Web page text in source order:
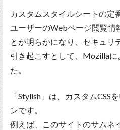
カスタムスタイルシートの定
ユーザーのWebページ閲覧情
とが明らかになり、セキュリ
引き起こすとして、Mozilla
た。
「Stylish」は、カスタムCSS
ンです。
例えば、このサイトのサムネ